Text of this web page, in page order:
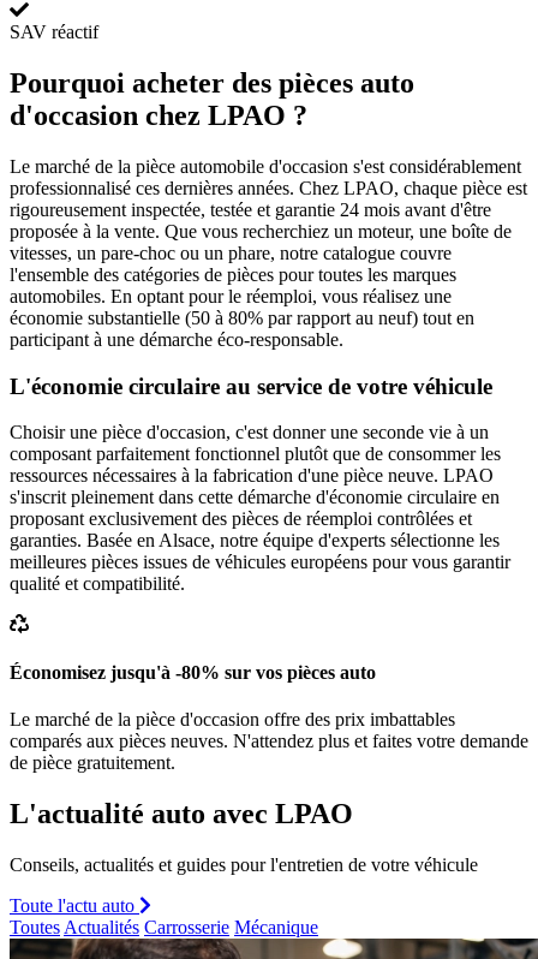
SAV réactif
Pourquoi acheter des pièces auto
d'occasion chez LPAO ?
Le marché de la pièce automobile d'occasion s'est considérablement
professionnalisé ces dernières années. Chez LPAO, chaque pièce est
rigoureusement inspectée, testée et garantie 24 mois avant d'être
proposée à la vente. Que vous recherchiez un moteur, une boîte de
vitesses, un pare-choc ou un phare, notre catalogue couvre
l'ensemble des catégories de pièces pour toutes les marques
automobiles. En optant pour le réemploi, vous réalisez une
économie substantielle (50 à 80% par rapport au neuf) tout en
participant à une démarche éco-responsable.
L'économie circulaire au service de votre véhicule
Choisir une pièce d'occasion, c'est donner une seconde vie à un
composant parfaitement fonctionnel plutôt que de consommer les
ressources nécessaires à la fabrication d'une pièce neuve. LPAO
s'inscrit pleinement dans cette démarche d'économie circulaire en
proposant exclusivement des pièces de réemploi contrôlées et
garanties. Basée en Alsace, notre équipe d'experts sélectionne les
meilleures pièces issues de véhicules européens pour vous garantir
qualité et compatibilité.
Économisez jusqu'à -80% sur vos pièces auto
Le marché de la pièce d'occasion offre des prix imbattables
comparés aux pièces neuves. N'attendez plus et faites votre demande
de pièce gratuitement.
L'actualité auto avec LPAO
Conseils, actualités et guides pour l'entretien de votre véhicule
Toute l'actu auto
Toutes Actualités Carrosserie Mécanique